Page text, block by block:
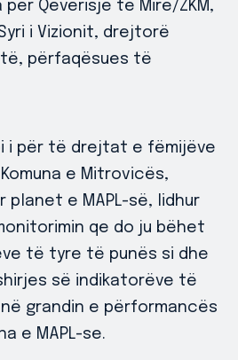
për Qeverisje të Mirë/ZKM,
i Vizionit, drejtorë
përfaqësues të
i për të drejtat e fëmijëve
e Mitrovicës,
e MAPL-së, lidhur
qe do ju bëhet
të tyre të punës si dhe
së indikatorëve të
grandin e përformancës
e MAPL-se.